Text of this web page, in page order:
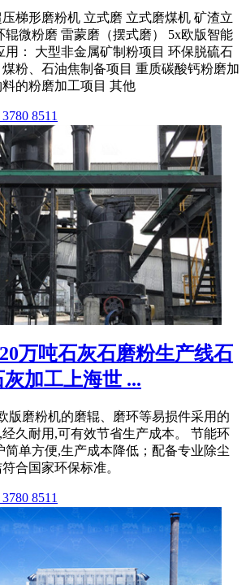
梯形磨粉机 立式磨 立式磨煤机 矿渣立
辊微粉磨 雷蒙磨（摆式磨） 5x欧版智能
用： 大型非金属矿制粉项目 环保脱硫石
粉、石油焦制备项目 重质碳酸钙粉磨加
的粉磨加工项目 其他
8511
万吨石灰石磨粉生产线石
加工上海世 ...
版磨粉机的磨辊、磨环等易损件采用的
久耐用,可有效节省生产成本。 节能环
简单方便,生产成本降低；配备专业除尘
合国家环保标准。
8511